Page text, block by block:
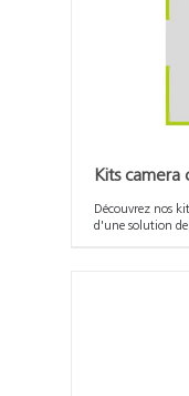
Kits camera
Découvrez nos
d'une solution